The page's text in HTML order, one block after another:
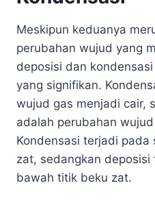
Meskipun keduanya
perubahan wujud yang
deposisi dan
yang signifikan.
wujud gas menjadi cair,
adalah perubahan
Kondensasi terjadi
zat, sedangkan
bawah titik beku zat.